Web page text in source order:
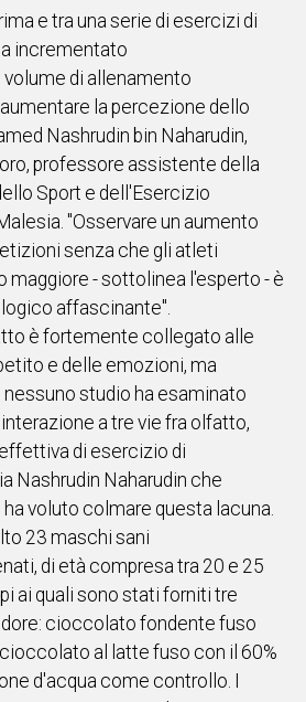
Vai
e tra una serie di esercizi di
incrementato
di allenamento
la percezione dello
Nashrudin bin Naharudin,
professore assistente della
Sport e dell'Esercizio
"Osservare un aumento
senza che gli atleti
maggiore - sottolinea l'esperto - è
affascinante".
è fortemente collegato alle
e delle emozioni, ma
studio ha esaminato
a tre vie fra olfatto,
di esercizio di
Nashrudin Naharudin che
voluto colmare questa lacuna.
23 maschi sani
di età compresa tra 20 e 25
ai quali sono stati forniti tre
cioccolato fondente fuso
al latte fuso con il 60%
d'acqua come controllo. I